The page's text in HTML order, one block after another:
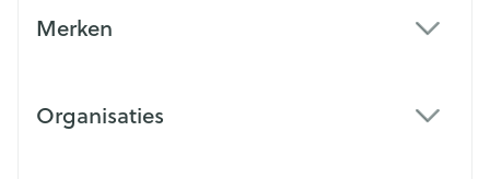
Merken
Organisaties